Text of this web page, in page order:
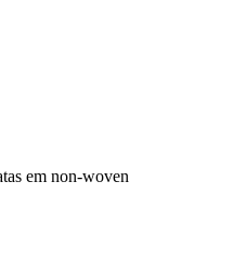
em non-woven